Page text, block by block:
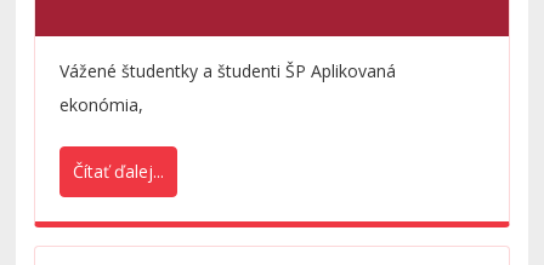
Vážené študentky a študenti ŠP Aplikovaná
ekonómia,
Čítať ďalej...